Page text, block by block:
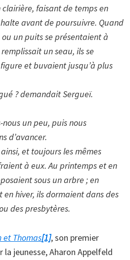
faisant de temps en
avant de poursuivre. Quand
ou un puits se présentaient à
un seau, ils se
et buvaient jusqu’à plus
? demandait Sergueï.
nous un peu, puis nous
d’avancer.
et toujours les mêmes
à eux. Au printemps et en
sous un arbre ; en
en hiver, ils dormaient dans des
des presbytères.
et Thomas[1], son premier
la jeunesse, Aharon Appelfeld